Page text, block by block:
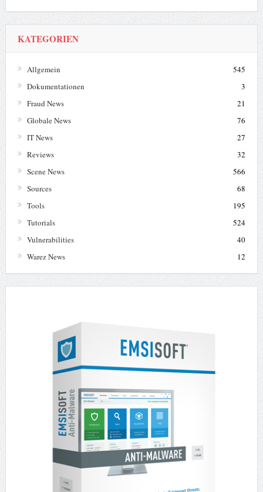
KATEGORIEN
Allgemein
545
Dokumentationen
3
Fraud News
21
Globale News
76
IT News
27
Reviews
32
Scene News
566
Sources
68
Tools
195
Tutorials
524
Vulnerabilities
40
Warez News
12